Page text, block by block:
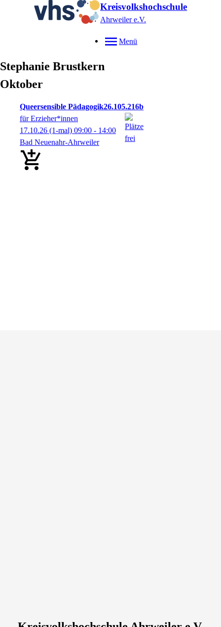
Kreisvolkshochschule
Ahrweiler e.V.
Menü
Stephanie Brustkern
Oktober
Queersensible Pädagogik26.105.216b
für Erzieher*innen
17.10.26 (1-mal) 09:00 - 14:00
Bad Neuenahr-Ahrweiler